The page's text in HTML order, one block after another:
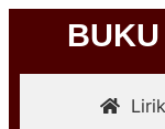
Lirik